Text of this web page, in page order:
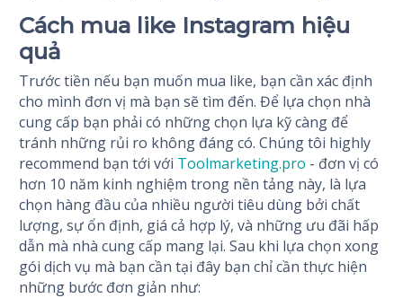
Cách mua like Instagram hiệu
quả
Trước tiền nếu bạn muốn mua like, bạn cần xác định
cho mình đơn vị mà bạn sẽ tìm đến. Để lựa chọn nhà
cung cấp bạn phải có những chọn lựa kỹ càng để
tránh những rủi ro không đáng có. Chúng tôi highly
recommend bạn tới với Toolmarketing.pro - đơn vị có
hơn 10 năm kinh nghiệm trong nền tảng này, là lựa
chọn hàng đầu của nhiều người tiêu dùng bởi chất
lượng, sự ổn định, giá cả hợp lý, và những ưu đãi hấp
dẫn mà nhà cung cấp mang lại. Sau khi lựa chọn xong
gói dịch vụ mà bạn cần tại đây bạn chỉ cần thực hiện
những bước đơn giản như: